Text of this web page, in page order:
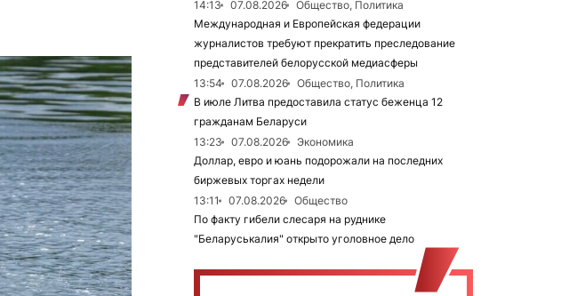
14:13 07.08.2026
Общество, Политика
Международная и Европейская федерации
журналистов требуют прекратить преследование
представителей белорусской медиасферы
13:54
07.08.2026
Общество, Политика
В июле Литва предоставила статус беженца 12
гражданам Беларуси
13:23
07.08.2026
Экономика
Доллар, евро и юань подорожали на последних
биржевых торгах недели
13:11
07.08.2026
Общество
По факту гибели слесаря на руднике
"Беларуськалия" открыто уголовное дело